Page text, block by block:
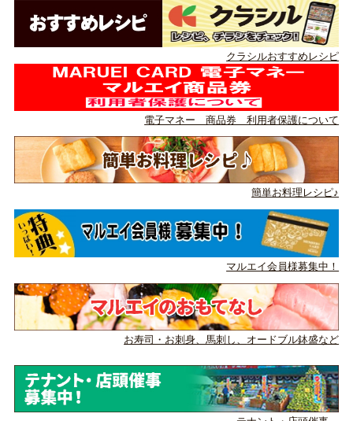
クラシルおすすめレシピ
電子マネー 商品券 利用者保護について
簡単お料理レシピ♪
マルエイ会員様募集中！
お寿司・お刺身、馬刺し、 オードブル鉢盛など